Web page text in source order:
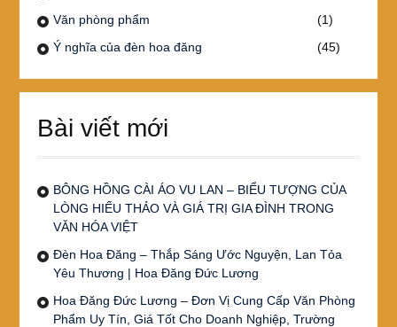
Văn phòng phẩm
(1)
Ý nghĩa của đèn hoa đăng
(45)
Bài viết mới
BÔNG HỒNG CÀI ÁO VU LAN – BIỂU TƯỢNG CỦA
LÒNG HIẾU THẢO VÀ GIÁ TRỊ GIA ĐÌNH TRONG
VĂN HÓA VIỆT
Đèn Hoa Đăng – Thắp Sáng Ước Nguyện, Lan Tỏa
Yêu Thương | Hoa Đăng Đức Lương
Hoa Đăng Đức Lương – Đơn Vị Cung Cấp Văn Phòng
Phẩm Uy Tín, Giá Tốt Cho Doanh Nghiệp, Trường